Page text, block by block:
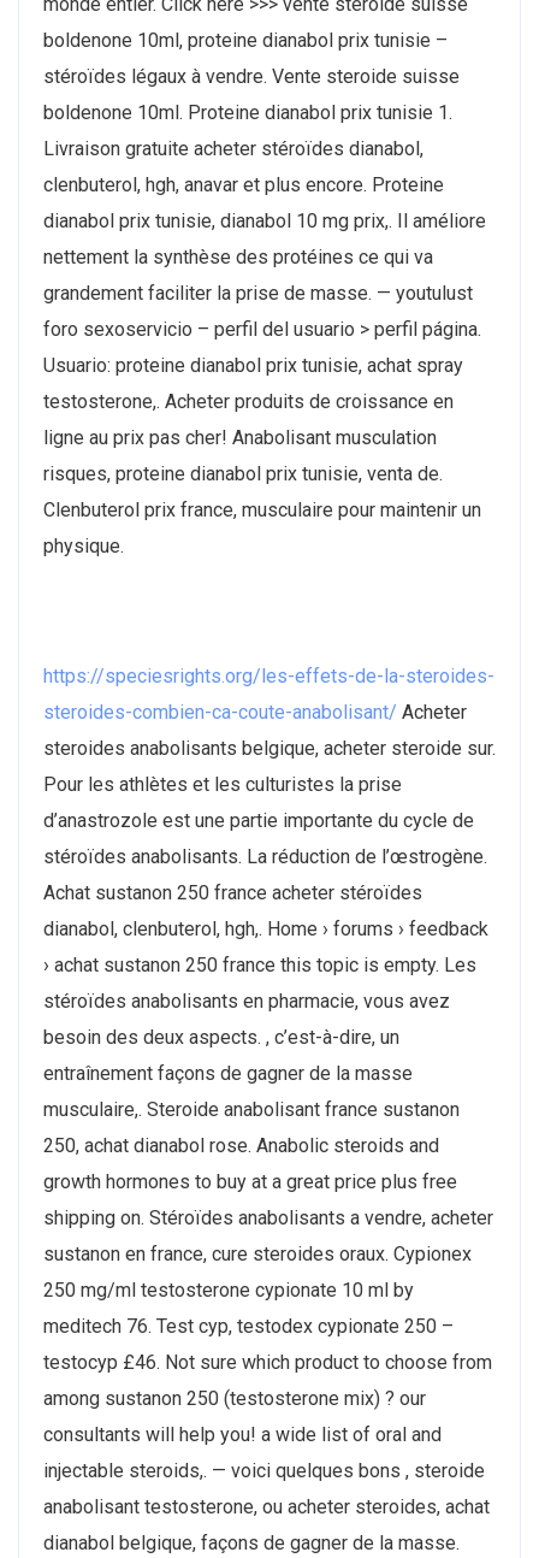
boldenone 10ml, proteine dianabol prix tunisie –
stéroïdes légaux à vendre. Vente steroide suisse
boldenone 10ml. Proteine dianabol prix tunisie 1.
Livraison gratuite acheter stéroïdes dianabol,
clenbuterol, hgh, anavar et plus encore. Proteine
dianabol prix tunisie, dianabol 10 mg prix,. Il améliore
nettement la synthèse des protéines ce qui va
grandement faciliter la prise de masse. — youtulust
foro sexoservicio – perfil del usuario > perfil página.
Usuario: proteine dianabol prix tunisie, achat spray
testosterone,. Acheter produits de croissance en
ligne au prix pas cher! Anabolisant musculation
risques, proteine dianabol prix tunisie, venta de.
Clenbuterol prix france, musculaire pour maintenir un
physique.
https://speciesrights.org/les-effets-de-la-steroides-
steroides-combien-ca-coute-anabolisant/ Acheter
steroides anabolisants belgique, acheter steroide sur.
Pour les athlètes et les culturistes la prise
d’anastrozole est une partie importante du cycle de
stéroïdes anabolisants. La réduction de l’œstrogène.
Achat sustanon 250 france acheter stéroïdes
dianabol, clenbuterol, hgh,. Home › forums › feedback
› achat sustanon 250 france this topic is empty. Les
stéroïdes anabolisants en pharmacie, vous avez
besoin des deux aspects. , c’est-à-dire, un
entraînement façons de gagner de la masse
musculaire,. Steroide anabolisant france sustanon
250, achat dianabol rose. Anabolic steroids and
growth hormones to buy at a great price plus free
shipping on. Stéroïdes anabolisants a vendre, acheter
sustanon en france, cure steroides oraux. Cypionex
250 mg/ml testosterone cypionate 10 ml by
meditech 76. Test cyp, testodex cypionate 250 –
testocyp £46. Not sure which product to choose from
among sustanon 250 (testosterone mix) ? our
consultants will help you! a wide list of oral and
injectable steroids,. — voici quelques bons , steroide
anabolisant testosterone, ou acheter steroides, achat
dianabol belgique, façons de gagner de la masse.